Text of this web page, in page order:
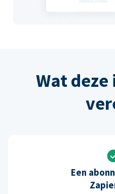
Wat
Een